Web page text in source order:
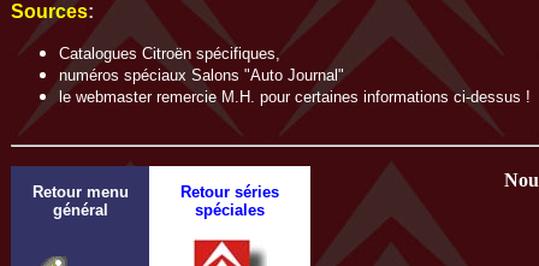
Sources:
Catalogues Citroën spécifiques,
numéros spéciaux Salons "Auto Journal"
le webmaster remercie M.H. pour certaines informations ci-dessus !
Retour menu
général
Retour séries
spéciales